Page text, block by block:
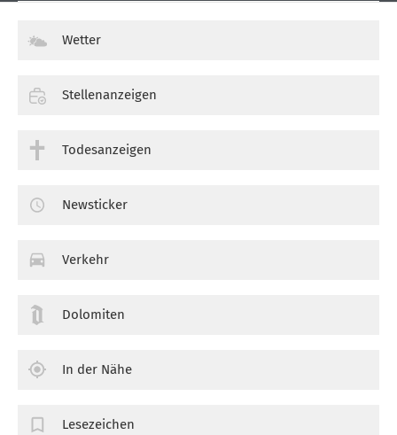
Wetter
Stellenanzeigen
Todesanzeigen
Newsticker
Verkehr
Dolomiten
In der Nähe
Lesezeichen